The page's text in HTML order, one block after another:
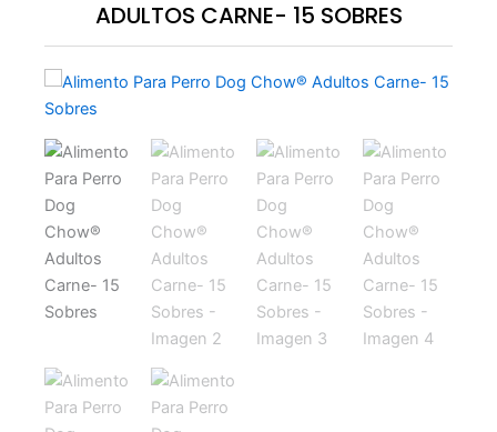
ADULTOS CARNE- 15 SOBRES